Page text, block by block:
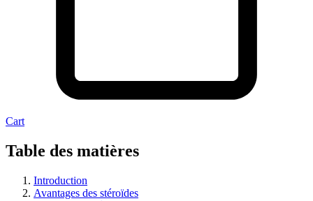
Cart
Table des matières
Introduction
Avantages des stéroïdes